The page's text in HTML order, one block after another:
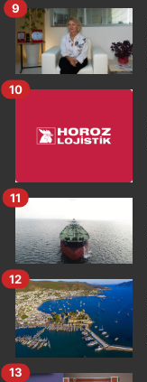
9
10
11
12
13